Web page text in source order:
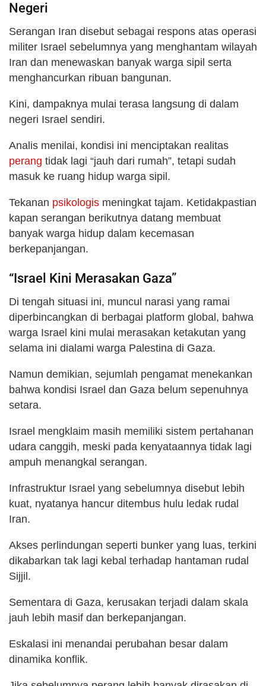
Negeri
Serangan Iran disebut sebagai respons atas operasi
militer Israel sebelumnya yang menghantam wilayah
Iran dan menewaskan banyak warga sipil serta
menghancurkan ribuan bangunan.
Kini, dampaknya mulai terasa langsung di dalam
negeri Israel sendiri.
Analis menilai, kondisi ini menciptakan realitas
perang tidak lagi “jauh dari rumah”, tetapi sudah
masuk ke ruang hidup warga sipil.
Tekanan psikologis meningkat tajam. Ketidakpastian
kapan serangan berikutnya datang membuat
banyak warga hidup dalam kecemasan
berkepanjangan.
“Israel Kini Merasakan Gaza”
Di tengah situasi ini, muncul narasi yang ramai
diperbincangkan di berbagai platform global, bahwa
warga Israel kini mulai merasakan ketakutan yang
selama ini dialami warga Palestina di Gaza.
Namun demikian, sejumlah pengamat menekankan
bahwa kondisi Israel dan Gaza belum sepenuhnya
setara.
Israel mengklaim masih memiliki sistem pertahanan
udara canggih, meski pada kenyataannya tidak lagi
ampuh menangkal serangan.
Infrastruktur Israel yang sebelumnya disebut lebih
kuat, nyatanya hancur ditembus hulu ledak rudal
Iran.
Akses perlindungan seperti bunker yang luas, terkini
dikabarkan tak lagi kebal terhadap hantaman rudal
Sijjil.
Sementara di Gaza, kerusakan terjadi dalam skala
jauh lebih masif dan berkepanjangan.
Eskalasi ini menandai perubahan besar dalam
dinamika konflik.